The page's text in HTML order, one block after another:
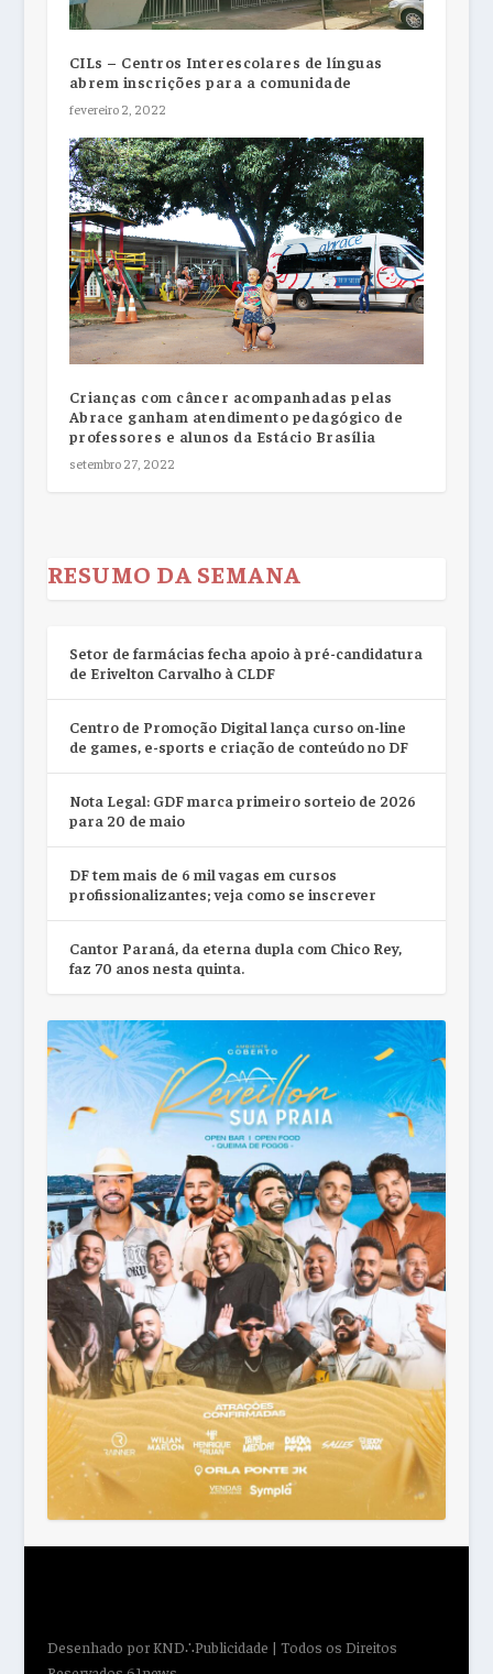
CILs – Centros Interescolares de línguas
abrem inscrições para a comunidade
fevereiro 2, 2022
Crianças com câncer acompanhadas pelas
Abrace ganham atendimento pedagógico de
professores e alunos da Estácio Brasília
setembro 27, 2022
RESUMO DA SEMANA
Setor de farmácias fecha apoio à pré-candidatura
de Erivelton Carvalho à CLDF
Centro de Promoção Digital lança curso on-line
de games, e-sports e criação de conteúdo no DF
Nota Legal: GDF marca primeiro sorteio de 2026
para 20 de maio
DF tem mais de 6 mil vagas em cursos
profissionalizantes; veja como se inscrever
Cantor Paraná, da eterna dupla com Chico Rey,
faz 70 anos nesta quinta.
Desenhado porKND∴Publicidade | Todos os Direitos